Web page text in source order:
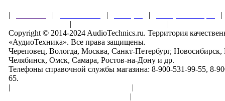
| | | |
|
|
Copyright © 2014-2024 AudioTechnics.ru. Территория
«АудиоТехника». Все права защищены.
Череповец, Вологда, Москва, Санкт-Петербург,
Челябинск, Омск, Самара, Ростов-на-Дону и др.
Телефоны справочной службы магазина: 8-900-531-99-55, 8-
65.
|
|
|